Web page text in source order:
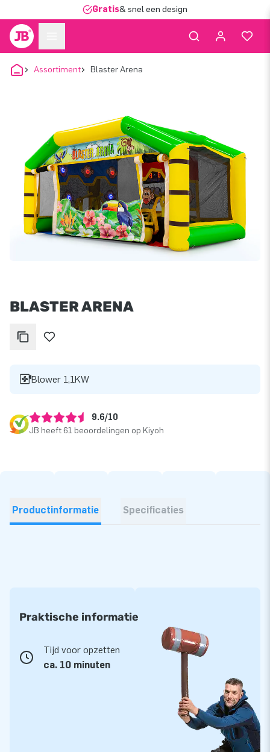
Gratis& snel een design
Assortiment Blaster Arena
BLASTER ARENA
Blower 1,1KW
9.6/10
JB heeft 61 beoordelingen op Kiyoh
Productinformatie Specificaties
Praktische informatie
Tijd voor opzetten
ca. 10 minuten